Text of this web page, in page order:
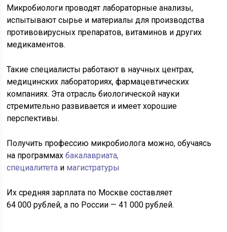
Микробиологи проводят лабораторные анализы,
испытывают сырье и материалы для производства
противовирусных препаратов, витаминов и других
медикаментов.
Такие специалисты работают в научных центрах,
медицинских лабораториях, фармацевтических
компаниях. Эта отрасль биологической науки
стремительно развивается и имеет хорошие
перспективы.
Получить профессию микробиолога можно, обучаясь
на программахбакалавриата,
специалитета и магистратуры
Их средняя зарплата по Москве составляет
64 000 рублей, а по России — 41 000 рублей.